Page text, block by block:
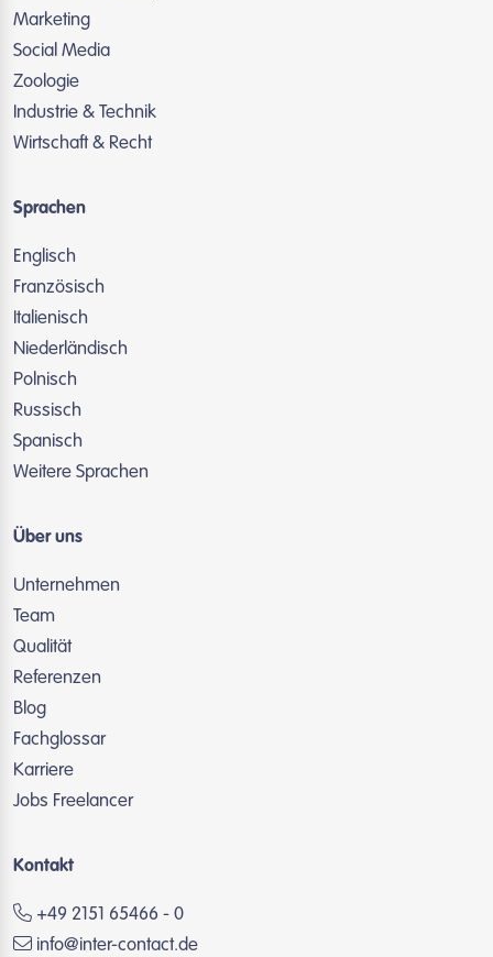
Marketing
Social Media
Zoologie
Industrie & Technik
Wirtschaft & Recht
Sprachen
Englisch
Französisch
Italienisch
Niederländisch
Polnisch
Russisch
Spanisch
Weitere Sprachen
Über uns
Unternehmen
Team
Qualität
Referenzen
Blog
Fachglossar
Karriere
Jobs Freelancer
Kontakt
+49 2151 65466 - 0
info@inter-contact.de